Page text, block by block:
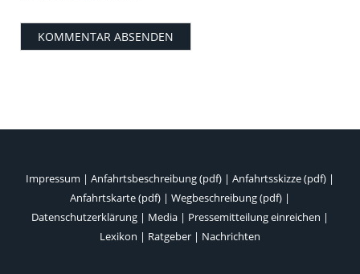
Impressum | Anfahrtsbeschreibung (pdf) | Anfahrtsskizze (pdf) |
Anfahrtskarte (pdf) | Wegbeschreibung (pdf) |
Datenschutzerklärung | Media | Pressemitteilung einreichen |
Lexikon | Ratgeber | Nachrichten